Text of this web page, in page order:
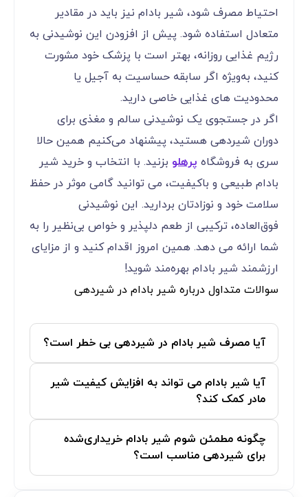
احتیاط مصرف شود، شیر بادام نیز باید در مقادیر
متعادل استفاده شود. پیش از افزودن این نوشیدنی به
رژیم غذایی روزانه، بهتر است با پزشک خود مشورت
کنید، به‌ویژه اگر سابقه حساسیت به آجیل یا
محدودیت‌ های غذایی خاصی دارید.
اگر در جستجوی یک نوشیدنی سالم و مغذی برای
دوران شیردهی هستید، پیشنهاد می‌کنیم همین حالا
سری به فروشگاه پرهلو بزنید. با انتخاب و خرید شیر
بادام طبیعی و باکیفیت، می ‌توانید گامی موثر در حفظ
سلامت خود و نوزادتان بردارید. این نوشیدنی
فوق‌العاده، ترکیبی از طعم دلپذیر و خواص بی‌نظیر را به
شما ارائه می ‌دهد. همین امروز اقدام کنید و از مزایای
ارزشمند شیر بادام بهره‌مند شوید!
سوالات متداول درباره شیر بادام در شیردهی
آیا مصرف شیر بادام در شیردهی بی خطر است؟
آیا شیر بادام می ‌تواند به افزایش کیفیت شیر
مادر کمک کند؟
چگونه مطمئن شوم شیر بادام خریداری‌شده
برای شیردهی مناسب است؟